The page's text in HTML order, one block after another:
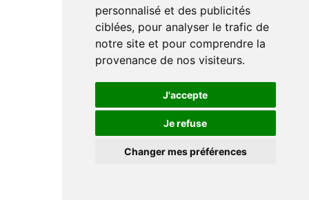
personnalisé et des publicités
ciblées, pour analyser le trafic de
notre site et pour comprendre la
provenance de nos visiteurs.
J'accepte
Je refuse
Changer mes préférences